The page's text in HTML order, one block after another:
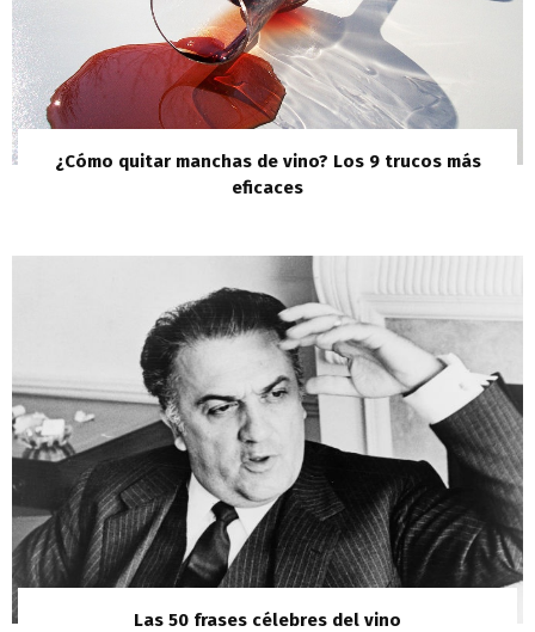
¿Cómo quitar manchas de vino? Los 9 trucos más
eficaces
Las 50 frases célebres del vino